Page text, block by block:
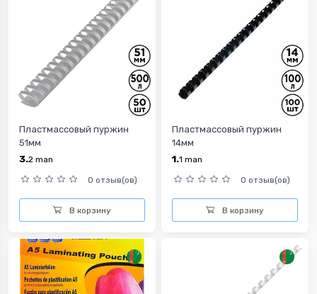
Пластмассовый пуржин
51мм
3.2 man
0 отзыв(ов)
В корзину
Пластмассовый пуржин
14мм
1.1 man
0 отзыв(ов)
В корзину